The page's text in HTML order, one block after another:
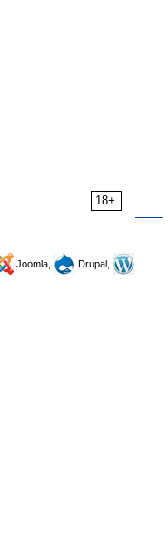
18+
Joomla,
Drupal,